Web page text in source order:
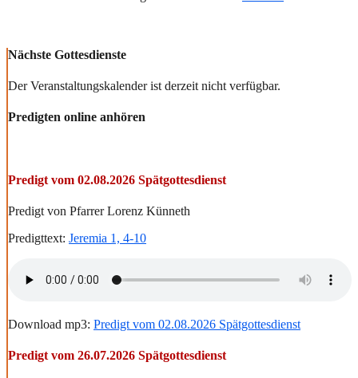
Nächste Gottesdienste
Der Veranstaltungskalender ist derzeit nicht verfügbar.
Predigten online anhören
Predigt vom 02.08.2026 Spätgottesdienst
Predigt von Pfarrer Lorenz Künneth
Predigttext: Jeremia 1, 4-10
Download mp3: Predigt vom 02.08.2026 Spätgottesdienst
Predigt vom 26.07.2026 Spätgottesdienst